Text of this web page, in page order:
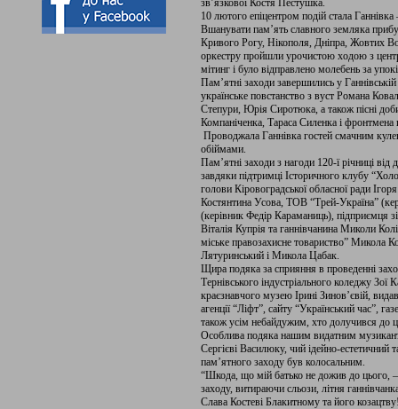
зв’язкової Костя Пестушка.
10 лютого епіцентром подій стала
Вшанувати пам’ять славного земляка
Кривого Рогу, Нікополя, Дніпра, Жовтих
оркестру пройшли урочистою ходою з
мітинг і було відправлено молебень за
Пам’ятні заходи завершились у
українське повстанство з вуст Романа
Степури, Юрія Сиротюка, а також пісні
Компаніченка, Тараса Силенка і
Проводжала Ганнівка гостей смачним
обіймами.
Пам’ятні заходи з нагоди 120-ї річниці
завдяки підтримці Історичного клубу
голови Кіровоградської обласної ради
Костянтина Усова, ТОВ “Трей-Україна”
(керівник Федір Караманиць), підприємця
Віталія Купрія та ганнівчанина Миколи
міське правозахисне товариство” Микола
Лятуринський і Микола Цабак.
Щира подяка за сприяння в проведенні
Тернівського індустріального коледжу Зої
краєзнавчого музею Ірині Зинов’євій,
агенції “Ліфт”, сайту “Український час”,
також усім небайдужим, хто долучився до
Особлива подяка нашим видатним
Сергієві Василюку, чий ідейно-естетичний
пам’ятного заходу був колосальним.
“Шкода, що мій батько не дожив до цього, –
заходу, витираючи сльози, літня
Слава Костеві Блакитному та його